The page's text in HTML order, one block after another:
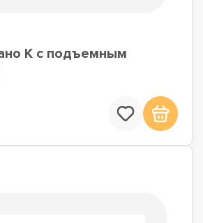
К с подъемным